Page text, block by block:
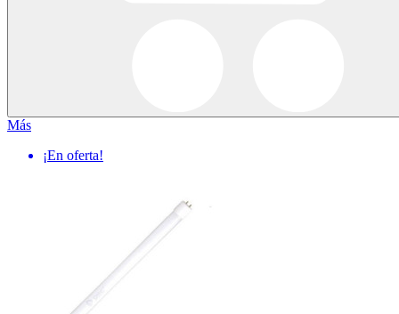
Más
¡En oferta!